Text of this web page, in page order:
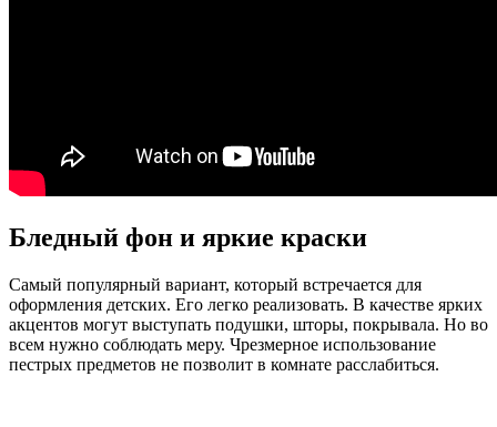
Бледный фон и яркие краски
Самый популярный вариант, который встречается для
оформления детских. Его легко реализовать. В качестве ярких
акцентов могут выступать подушки, шторы, покрывала. Но во
всем нужно соблюдать меру. Чрезмерное использование
пестрых предметов не позволит в комнате расслабиться.